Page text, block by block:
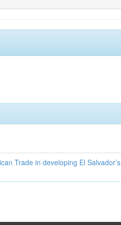
Trade in developing El Salvador’s